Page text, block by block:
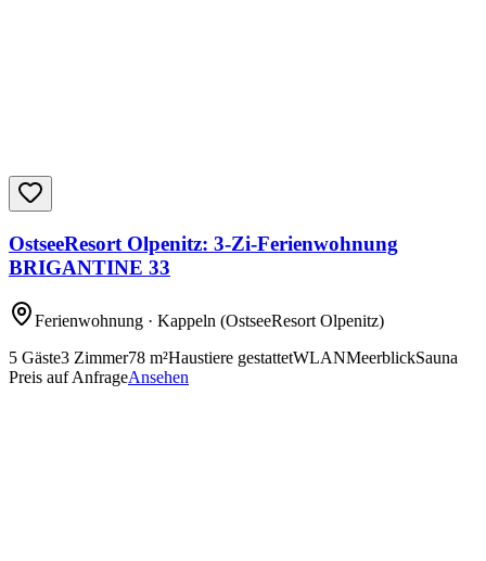
OstseeResort Olpenitz: 3-Zi-Ferienwohnung
BRIGANTINE 33
Ferienwohnung · Kappeln (OstseeResort Olpenitz)
5 Gäste3 Zimmer78 m²Haustiere gestattetWLANMeerblickSauna
Preis auf AnfrageAnsehen